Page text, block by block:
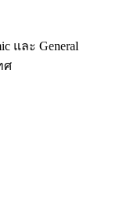
และ General
ศ